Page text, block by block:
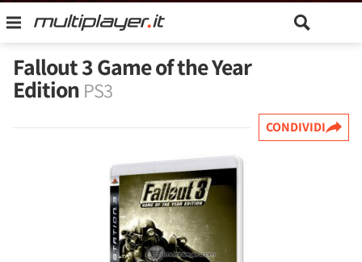
Fallout 3 Game of the Year
Edition PS3
CONDIVIDI